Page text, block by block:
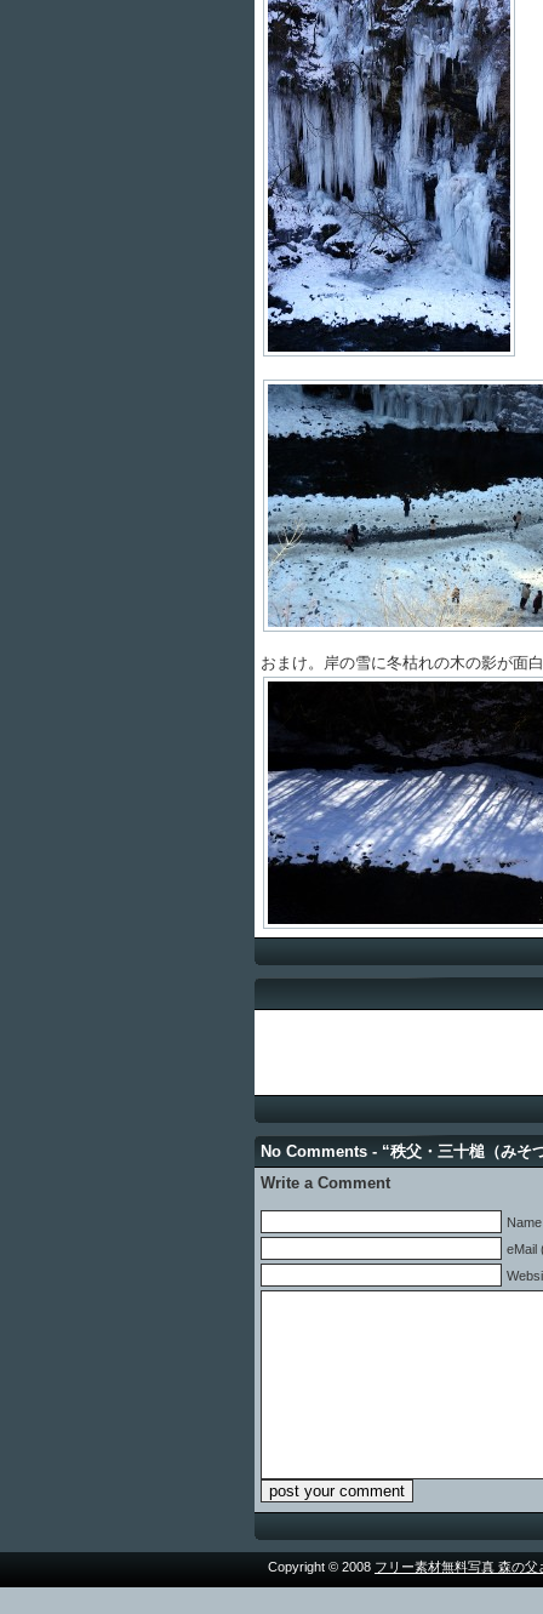
おまけ。岸の雪に冬枯れの木の影が面
No Comments - “秩父・三十槌（みそ
Write a Comment
eMail
Copyright © 2008 フリー素材無料写真 森の父